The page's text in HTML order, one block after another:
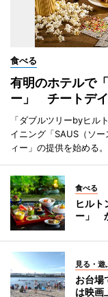
食べる
有明のホテルで
ー」 チートデ
「ダブルツリーbyヒル
イニング「SAUS（ソ
ィー」の提供を始める。
食べる
ヒルト
ー」
見る・遊
お台場
は映画